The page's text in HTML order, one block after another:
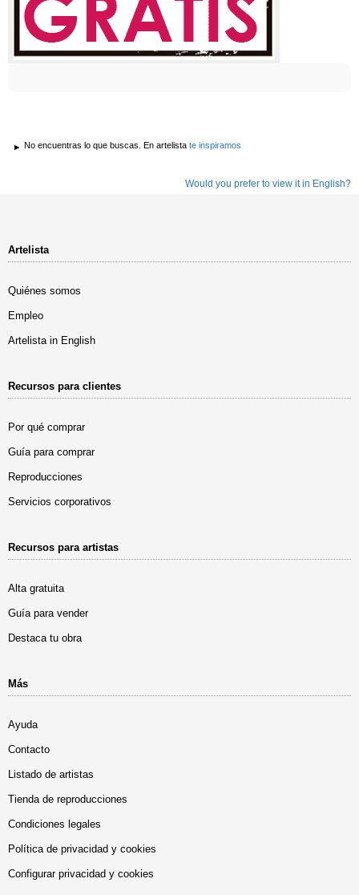
No encuentras lo que buscas. En artelista te inspiramos
Would you prefer to view it in English?
Artelista
Quiénes somos
Empleo
Artelista in English
Recursos para clientes
Por qué comprar
Guía para comprar
Reproducciones
Servicios corporativos
Recursos para artistas
Alta gratuita
Guía para vender
Destaca tu obra
Más
Ayuda
Contacto
Listado de artistas
Tienda de reproducciones
Condiciones legales
Política de privacidad y cookies
Configurar privacidad y cookies